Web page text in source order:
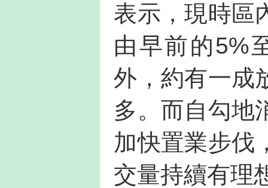
表示，現時區
由早前的5%
外，約有一成
多。而自勾地
加快置業步伐
交量持續有理